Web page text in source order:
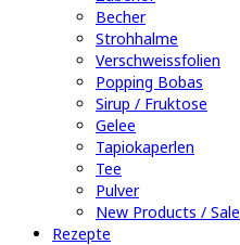
Becher
Strohhalme
Verschweissfolien
Popping Bobas
Sirup / Fruktose
Gelee
Tapiokaperlen
Tee
Pulver
New Products / Sale
Rezepte